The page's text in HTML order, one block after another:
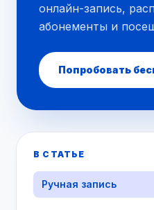
онлайн-запись,
абонементы и
Попробовать
В СТАТЬЕ
Ручная запись